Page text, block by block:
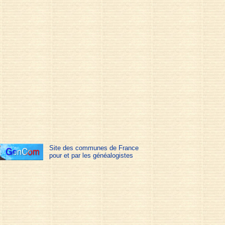
Site des communes de France
pour et par les généalogistes